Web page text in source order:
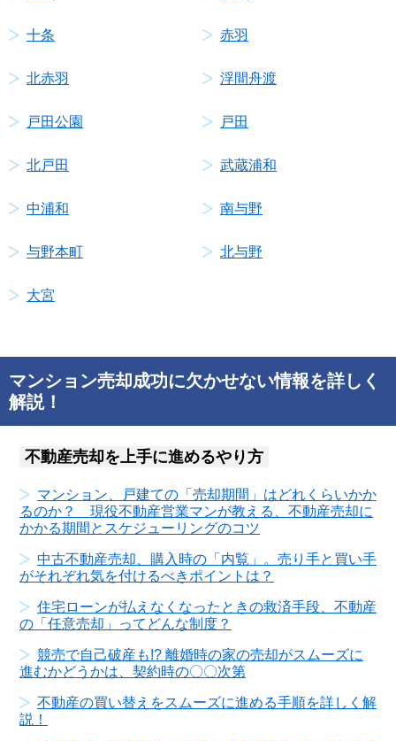
十条 赤羽
北赤羽 浮間舟渡
戸田公園 戸田
北戸田 武蔵浦和
中浦和 南与野
与野本町 北与野
大宮
マンション売却成功に欠かせない情報を詳しく
解説！
不動産売却を上手に進めるやり方
マンション、戸建ての「売却期間」はどれくらいかか
るのか？ 現役不動産営業マンが教える、不動産売却に
かかる期間とスケジューリングのコツ
中古不動産売却、購入時の「内覧」。売り手と買い手
がそれぞれ気を付けるべきポイントは？
住宅ローンが払えなくなったときの救済手段、不動産
の「任意売却」ってどんな制度？
競売で自己破産も!? 離婚時の家の売却がスムーズに
進むかどうかは、契約時の〇〇次第
不動産の買い替えをスムーズに進める手順を詳しく解
説！